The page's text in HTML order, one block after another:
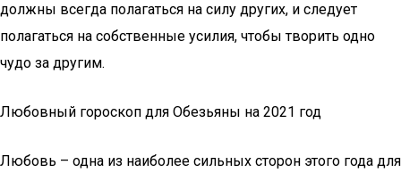
должны всегда полагаться на силу других, и следует
полагаться на собственные усилия, чтобы творить одно
чудо за другим.
Любовный гороскоп для Обезьяны на 2021 год
Любовь – одна из наиболее сильных сторон этого года для